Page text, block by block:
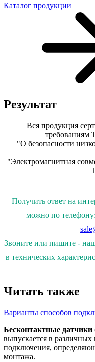
Каталог продукции
Результат
Вся продукция
требованиям
"О безопасности
"Электромагнитная
Получить ответ на
можно по телефону:
Звоните или пишите -
в технических
Читать также
Варианты способов
Бесконтактные
выпускается в
подключения,
монтажа.